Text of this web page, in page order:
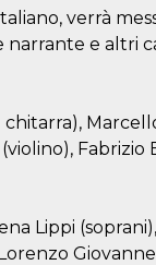
verrà
narrante e altri
Lippi